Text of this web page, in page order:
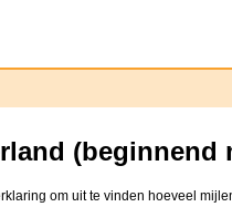
(beginnend
om uit te vinden hoeveel